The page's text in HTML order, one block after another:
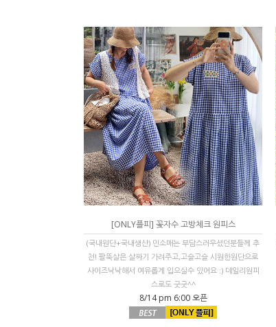
[ONLY플피] 꽃자수 고방체크 원피스
(국내원단+국내생산) 민소매는 부담스러우셨던분들께 추
천! 팔뚝살은 살짜기 가려주고,고슬고슬 시원한원단으로
사이즈낙낙해서 여유롭게 입으실수 있어요 :) 데일리원피
스로도 굿굿^^
8/14 pm 6:00 오픈